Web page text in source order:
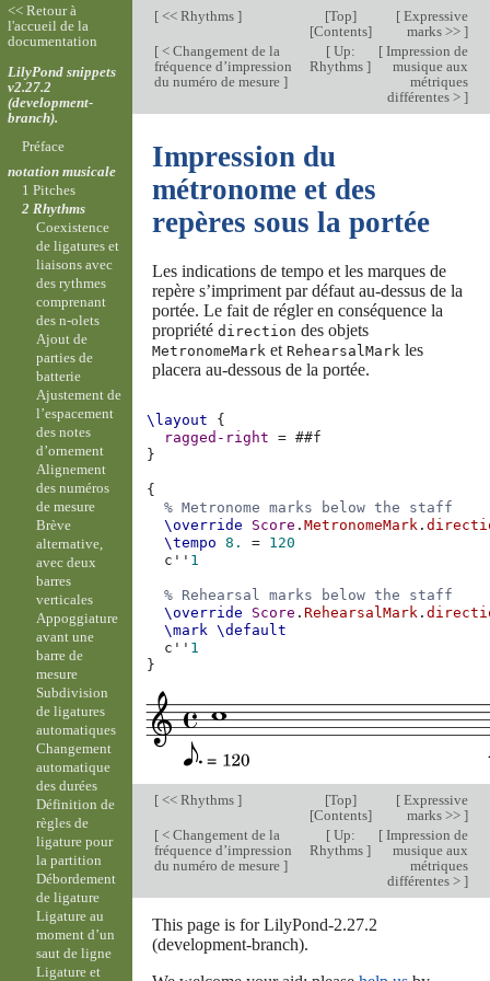
[<< Rhythms ] [Top]
[Contents]
[Expressive
marks >> ]
[< Changement de la
fréquence d’impression
du numéro de mesure ]
[Up:
Rhythms]
[Impression de
musique aux
métriques
différentes > ]
Impression du
métronome et des
repères sous la portée
Les indications de tempo et les marques de
repère s’impriment par défaut au-dessus de la
portée. Le fait de régler en conséquence la
propriété direction des objets
MetronomeMark et RehearsalMark les
placera au-dessous de la portée.
\layout
{
ragged-right
= ##f
}
{
% Metronome marks below the staff
\override
Score .MetronomeMark .
\tempo
8. = 120
c'' 1
% Rehearsal marks below the staff
\override
Score .RehearsalMark .
\mark \default
c'' 1
}
[<< Rhythms ] [Top]
[Contents]
[Expressive
marks >> ]
[< Changement de la
fréquence d’impression
du numéro de mesure ]
[Up:
Rhythms]
[Impression de
musique aux
métriques
différentes > ]
This page is for LilyPond-2.27.2
(development-branch).
<< Retour à
l'accueil de la
documentation
LilyPond snippets
v2.27.2
(development-
branch).
Préface
notation musicale
1 Pitches
2 Rhythms
Coexistence
de ligatures et
liaisons avec
des rythmes
comprenant
des n-olets
Ajout de
parties de
batterie
Ajustement de
l’espacement
des notes
d’ornement
Alignement
des numéros
de mesure
Brève
alternative,
avec deux
barres
verticales
Appoggiature
avant une
barre de
mesure
Subdivision
de ligatures
automatiques
Changement
automatique
des durées
Définition de
règles de
ligature pour
la partition
Débordement
de ligature
Ligature au
moment d’un
saut de ligne
Ligature et